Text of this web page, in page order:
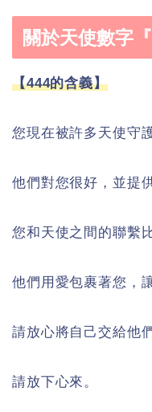
關於天使數字
【444的含義】
您現在被許多天使守
他們對您很好，並提
您和天使之間的聯繫
他們用愛包裹著您，
請放心將自己交給他
請放下心來。